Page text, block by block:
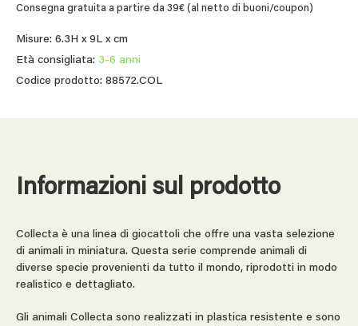
Consegna gratuita a partire da 39€ (al netto di buoni/coupon)
Misure: 6.3H x 9L x cm
Età consigliata: 3-6 anni
Codice prodotto: 88572.COL
Informazioni sul prodotto
Collecta è una linea di giocattoli che offre una vasta selezione
di animali in miniatura. Questa serie comprende animali di
diverse specie provenienti da tutto il mondo, riprodotti in modo
realistico e dettagliato.
Gli animali Collecta sono realizzati in plastica resistente e sono